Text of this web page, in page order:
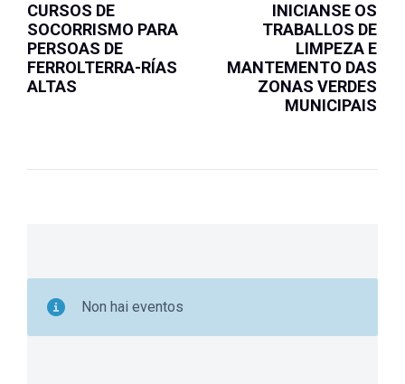
CURSOS DE
SOCORRISMO PARA
PERSOAS DE
FERROLTERRA-RÍAS
ALTAS
INICIANSE OS
TRABALLOS DE
LIMPEZA E
MANTEMENTO DAS
ZONAS VERDES
MUNICIPAIS
Non hai eventos